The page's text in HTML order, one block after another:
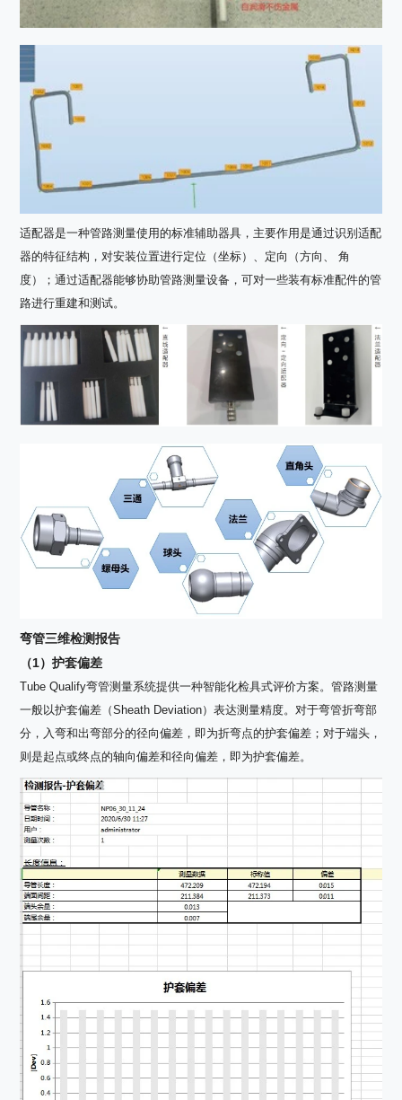
适配器是一种管路测量使用的标准辅助器具，主要作用是通过识别适配
器的特征结构，对安装位置进行定位（坐标）、定向（方向、 角
度）；通过适配器能够协助管路测量设备，可对一些装有标准配件的管
路进行重建和测试。
弯管三维检测报告
（1）护套偏差
Tube Qualify弯管测量系统提供一种智能化检具式评价方案。管路测量
一般以护套偏差（Sheath Deviation）表达测量精度。对于弯管折弯部
分，入弯和出弯部分的径向偏差，即为折弯点的护套偏差；对于端头，
则是起点或终点的轴向偏差和径向偏差，即为护套偏差。